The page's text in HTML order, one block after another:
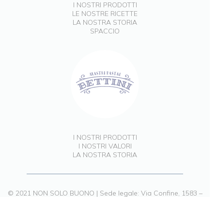
I NOSTRI PRODOTTI
LE NOSTRE RICETTE
LA NOSTRA STORIA
SPACCIO
I NOSTRI PRODOTTI
I NOSTRI VALORI
LA NOSTRA STORIA
© 2021 NON SOLO BUONO | Sede legale: Via Confine, 1583 –